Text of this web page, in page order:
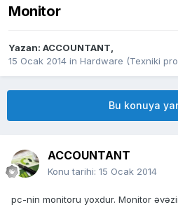
Monitor
Yazan: ACCOUNTANT,
15 Ocak 2014 in Hardware (Texniki
Bu konuya
ACCOUNTANT
Konu tarihi: 15 Ocak 2014
pc-nin monitoru yoxdur. Monitor